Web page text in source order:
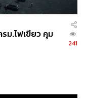
ม.ไฟเขียว คุม
241